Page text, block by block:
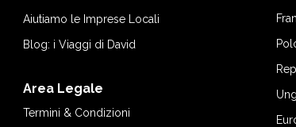
Aiutiamo le Imprese Locali
Blog: i Viaggi di David
Area Legale
Termini & Condizioni